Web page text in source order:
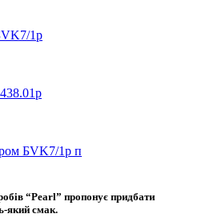
1р
БVK7/1р п
“Pearl” пропонує придбати
який смак.